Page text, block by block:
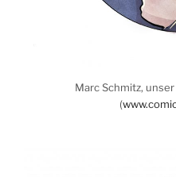
Marc Schmitz,
(